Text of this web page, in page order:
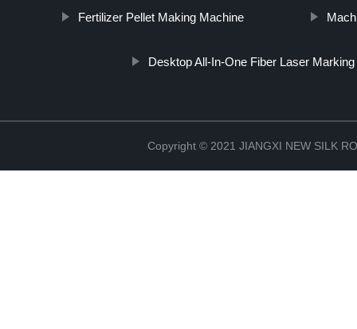
Fertilizer Pellet Making Machine
Desktop All-In-One Fiber Laser
Copyright © 2021 JIANGXI NEW SILK